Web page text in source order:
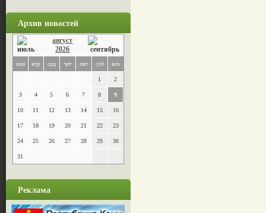
Архив новостей
август
2026
пон втр срд чет пят суб вск
1 2
3 4 5 6 7 8 9
10 11 12 13 14 15 16
17 18 19 20 21 22 23
24 25 26 27 28 29 30
31
Реклама